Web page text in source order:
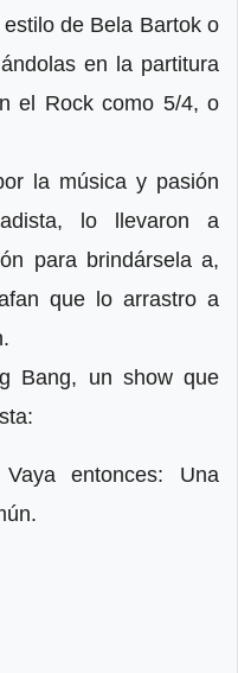
de Bela Bartok o
en la partitura
el Rock como 5/4, o
la música y pasión
lo llevaron a
para brindársela a,
que lo arrastro a
Bang, un show que
entonces: Una